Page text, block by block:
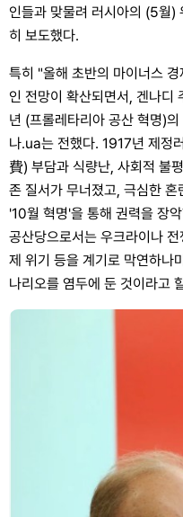
인들과 맞물려 러시아의 (5월)
히 보도했다.
특히 "올해 초반의 마이너스
인 전망이 확산되면서, 겐나디
년 (프롤레타리아 공산 혁명)
나.ua는 전했다. 1917년 제정
費) 부담과 식량난, 사회적 불
존 질서가 무너졌고, 극심한
'10월 혁명'을 통해 권력을 장
공산당으로서는 우크라이나
제 위기 등을 계기로 막연하나
나리오를 염두에 둔 것이라고